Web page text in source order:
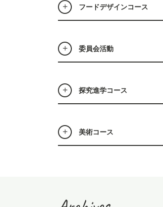
フードデザインコース
委員会活動
探究進学コース
美術コース